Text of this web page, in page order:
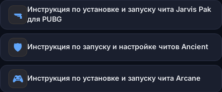
🔫
Инструкция по установке и запуску чита Jarvis Pak
для PUBG
🛡️ Инструкция по запуску и настройке читов Ancient
🎮 Инструкция по установке и запуску чита Arcane